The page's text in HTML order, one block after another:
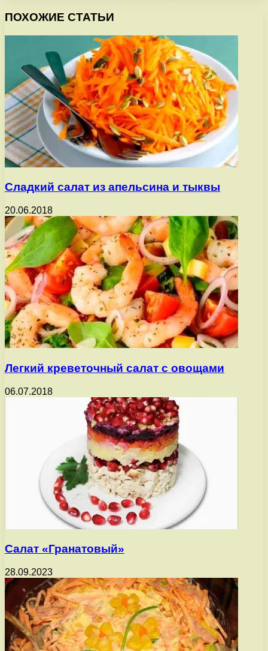
ПОХОЖИЕ СТАТЬИ
Сладкий салат из апельсина и тыквы
20.06.2018
Легкий креветочный салат с овощами
06.07.2018
Салат «Гранатовый»
28.09.2023